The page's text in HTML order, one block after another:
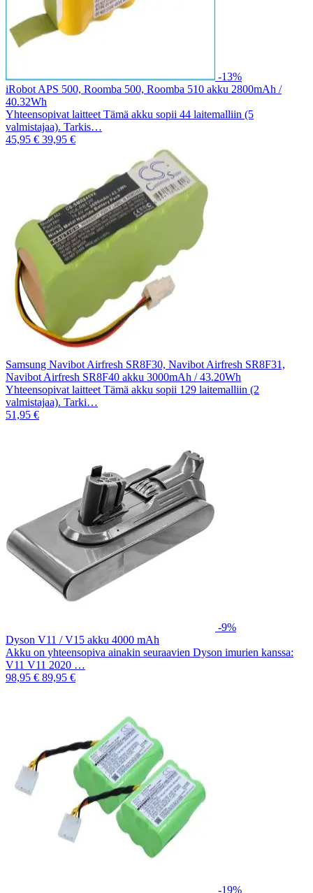
-13%
iRobot APS 500, Roomba 500, Roomba 510 akku 2800mAh /
40.32Wh
Yhteensopivat laitteet Tämä akku sopii 44 laitemalliin (5
valmistajaa). Tarkis…
45,95 € 39,95 €
Samsung Navibot Airfresh SR8F30, Navibot Airfresh SR8F31,
Navibot Airfresh SR8F40 akku 3000mAh / 43.20Wh
Yhteensopivat laitteet Tämä akku sopii 129 laitemalliin (2
valmistajaa). Tarki…
51,95 €
-9%
Dyson V11 / V15 akku 4000 mAh
Akku on yhteensopiva ainakin seuraavien Dyson imurien kanssa:
V11 V11 2020 …
98,95 € 89,95 €
-19%